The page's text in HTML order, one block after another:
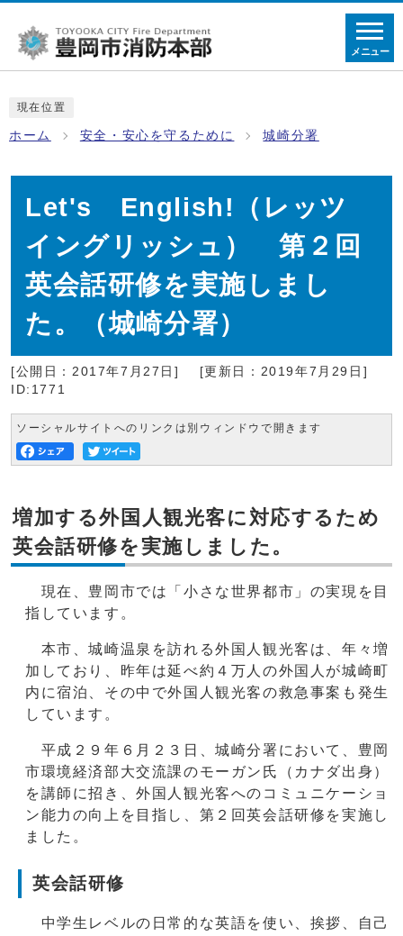
メニュー
現在位置
ホーム 安全・安心を守るために 城崎分署
Let's English!（レッツ
イングリッシュ） 第２回
英会話研修を実施しまし
た。（城崎分署）
[公開日：2017年7月27日]
[更新日：2019年7月29日]
ID:1771
ソーシャルサイトへのリンクは別ウィンドウで開きます
増加する外国人観光客に対応するため
英会話研修を実施しました。
現在、豊岡市では「小さな世界都市」の実現を目
指しています。
本市、城崎温泉を訪れる外国人観光客は、年々増
加しており、昨年は延べ約４万人の外国人が城崎町
内に宿泊、その中で外国人観光客の救急事案も発生
しています。
平成２９年６月２３日、城崎分署において、豊岡
市環境経済部大交流課のモーガン氏（カナダ出身）
を講師に招き、外国人観光客へのコミュニケーショ
ン能力の向上を目指し、第２回英会話研修を実施し
ました。
英会話研修
中学生レベルの日常的な英語を使い、挨拶、自己